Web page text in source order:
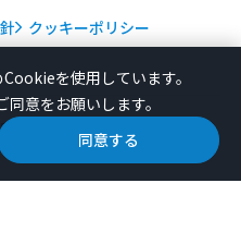
クッキーポリシー
Co.,Ltd.
を使用しています。
意をお願いします。
同意する